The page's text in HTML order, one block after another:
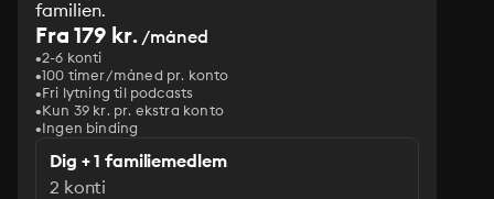
familien.
Fra 179 kr./måned
2-6 konti
100 timer/måned pr. konto
Fri lytning til podcasts
Kun 39 kr. pr. ekstra konto
Ingen binding
Dig + 1 familiemedlem
2 konti